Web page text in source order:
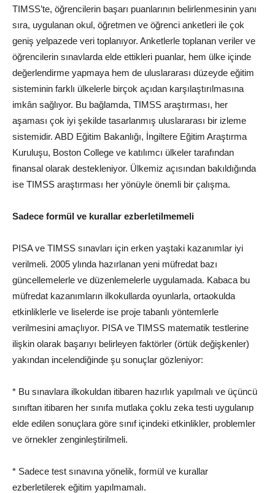
TIMSS’te, öğrencilerin başarı puanlarının belirlenmesinin yanı
sıra, uygulanan okul, öğretmen ve öğrenci anketleri ile çok
geniş yelpazede veri toplanıyor. Anketlerle toplanan veriler ve
öğrencilerin sınavlarda elde ettikleri puanlar, hem ülke içinde
değerlendirme yapmaya hem de uluslararası düzeyde eğitim
sisteminin farklı ülkelerle birçok açıdan karşılaştırılmasına
imkân sağlıyor. Bu bağlamda, TIMSS araştırması, her
aşaması çok iyi şekilde tasarlanmış uluslararası bir izleme
sistemidir. ABD Eğitim Bakanlığı, İngiltere Eğitim Araştırma
Kuruluşu, Boston College ve katılımcı ülkeler tarafından
finansal olarak destekleniyor. Ülkemiz açısından bakıldığında
ise TIMSS araştırması her yönüyle önemli bir çalışma.
Sadece formül ve kurallar ezberletilmemeli
PISA ve TIMSS sınavları için erken yaştaki kazanımlar iyi
verilmeli. 2005 ylında hazırlanan yeni müfredat bazı
güncellemelerle ve düzenlemelerle uygulamada. Kabaca bu
müfredat kazanımların ilkokullarda oyunlarla, ortaokulda
etkinliklerle ve liselerde ise proje tabanlı yöntemlerle
verilmesini amaçlıyor. PISA ve TIMSS matematik testlerine
ilişkin olarak başarıyı belirleyen faktörler (örtük değişkenler)
yakından incelendiğinde şu sonuçlar gözleniyor:
* Bu sınavlara ilkokuldan itibaren hazırlık yapılmalı ve üçüncü
sınıftan itibaren her sınıfa mutlaka çoklu zeka testi uygulanıp
elde edilen sonuçlara göre sınıf içindeki etkinlikler, problemler
ve örnekler zenginleştirilmeli.
* Sadece test sınavına yönelik, formül ve kurallar
ezberletilerek eğitim yapılmamalı.